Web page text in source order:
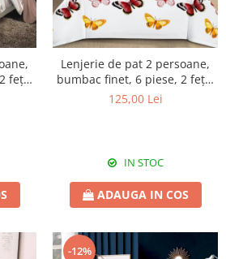
fețe,
Lenjerie de pat 2 persoane,
bumbac finet, 6 piese, 2 fețe,
SP1061
125,00 Lei
IN STOC
ADAUGA IN COS
-12%